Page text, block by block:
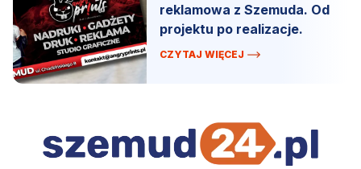
reklamowa z Szemuda. Od
projektu po realizacje.
CZYTAJ WIĘCEJ